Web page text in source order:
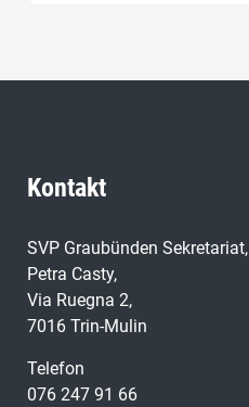
Kontakt
SVP Graubünden Sekretariat,
Petra Casty,
Via Ruegna 2,
7016 Trin-Mulin
Telefon
076 247 91 66